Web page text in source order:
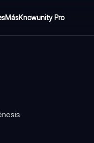
MásKnowunity Pro